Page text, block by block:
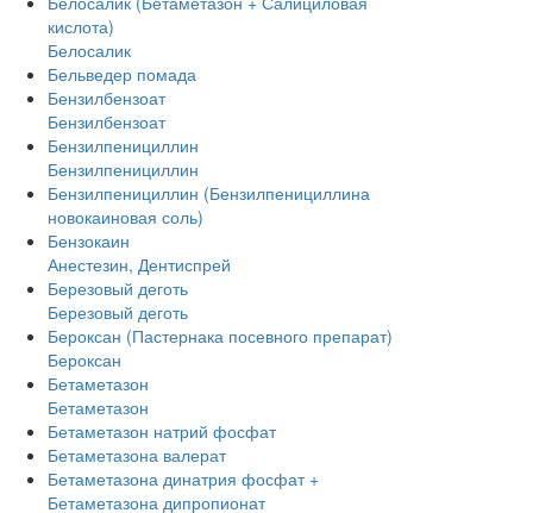
кислота)
Белосалик
Бельведер помада
Бензилбензоат
Бензилбензоат
Бензилпенициллин
Бензилпенициллин
Бензилпенициллин (Бензилпенициллина
новокаиновая соль)
Бензокаин
Анестезин, Дентиспрей
Березовый деготь
Березовый деготь
Бероксан (Пастернака посевного препарат)
Бероксан
Бетаметазон
Бетаметазон
Бетаметазон натрий фосфат
Бетаметазона валерат
Бетаметазона динатрия фосфат +
Бетаметазона дипропионат